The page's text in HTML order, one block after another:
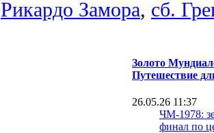
Рикардо Замора, сб.
Золото
Путешествие
26.05.26 11:37
ЧМ-1978:
финал по